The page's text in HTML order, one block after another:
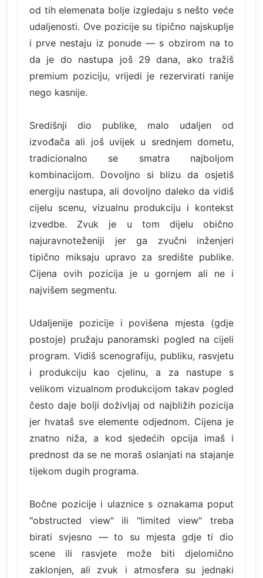
od tih elemenata bolje izgledaju s nešto veće
udaljenosti. Ove pozicije su tipično najskuplje
i prve nestaju iz ponude — s obzirom na to
da je do nastupa još 29 dana, ako tražiš
premium poziciju, vrijedi je rezervirati ranije
nego kasnije.
Središnji dio publike, malo udaljen od
izvođača ali još uvijek u srednjem dometu,
tradicionalno se smatra najboljom
kombinacijom. Dovoljno si blizu da osjetiš
energiju nastupa, ali dovoljno daleko da vidiš
cijelu scenu, vizualnu produkciju i kontekst
izvedbe. Zvuk je u tom dijelu obično
najuravnoteženiji jer ga zvučni inženjeri
tipično miksaju upravo za središte publike.
Cijena ovih pozicija je u gornjem ali ne i
najvišem segmentu.
Udaljenije pozicije i povišena mjesta (gdje
postoje) pružaju panoramski pogled na cijeli
program. Vidiš scenografiju, publiku, rasvjetu
i produkciju kao cjelinu, a za nastupe s
velikom vizualnom produkcijom takav pogled
često daje bolji doživljaj od najbližih pozicija
jer hvataš sve elemente odjednom. Cijena je
znatno niža, a kod sjedećih opcija imaš i
prednost da se ne moraš oslanjati na stajanje
tijekom dugih programa.
Bočne pozicije i ulaznice s oznakama poput
"obstructed view" ili "limited view" treba
birati svjesno — to su mjesta gdje ti dio
scene ili rasvjete može biti djelomično
zaklonjen, ali zvuk i atmosfera su jednaki